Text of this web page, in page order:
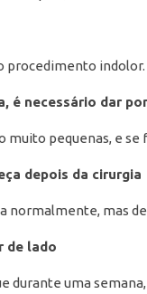
procedimento indolor.
é necessário dar
muito pequenas, e
depois da cirurgia
normalmente, mas
de lado
durante uma